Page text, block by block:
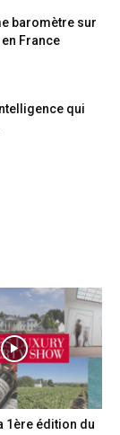
baromètre sur
France
qui
1ère édition du